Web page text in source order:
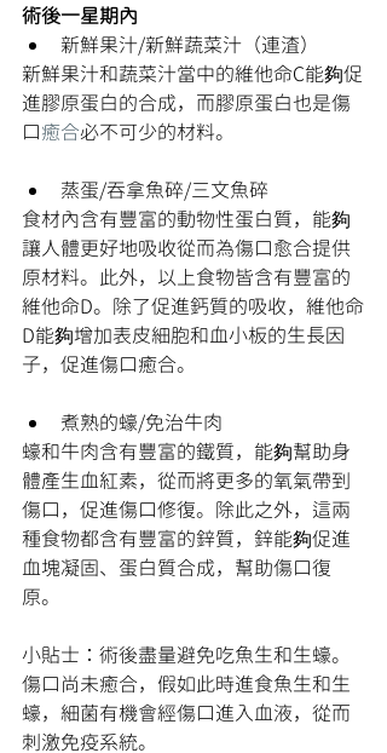
術後一星期內
新鮮果汁/新鮮蔬菜汁（連渣）
新鮮果汁和蔬菜汁當中的維他命C能夠促
進膠原蛋白的合成，而膠原蛋白也是傷
口癒合必不可少的材料。
蒸蛋/吞拿魚碎/三文魚碎
食材內含有豐富的動物性蛋白質，能夠
讓人體更好地吸收從而為傷口愈合提供
原材料。此外，以上食物皆含有豐富的
維他命D。除了促進鈣質的吸收，維他命
D能夠增加表皮細胞和血小板的生長因
子，促進傷口癒合。
煮熟的蠔/免治牛肉
蠔和牛肉含有豐富的鐵質，能夠幫助身
體產生血紅素，從而將更多的氧氣帶到
傷口，促進傷口修復。除此之外，這兩
種食物都含有豐富的鋅質，鋅能夠促進
血塊凝固、蛋白質合成，幫助傷口復
原。
小貼士：術後盡量避免吃魚生和生蠔。
傷口尚未癒合，假如此時進食魚生和生
蠔，細菌有機會經傷口進入血液，從而
刺激免疫系統。